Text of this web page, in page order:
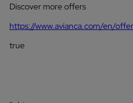
Discover more offers
https://www.avianca.com/en/
true